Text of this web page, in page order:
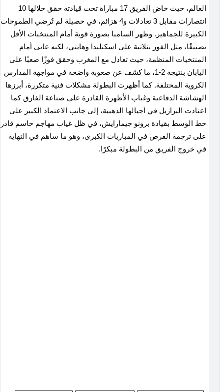
العالم، حيث خاض الفريق 17 مباراة تحت قيادته حقق خلالها 10
انتصارات مقابل 3 تعادلات و4 هزائم، في حصيلة لم تُرضي الطموحات
الكبيرة للجماهير . وظهر السامبا بصورة قوية أمام المنتخبات الأقل
تصنيفًا، مثل الفوز بثلاثية على اسكتلندا وهايتي، لكنه عانى أمام
المنتخبات المنظمة، حيث تعادل مع المغرب وحقق فوزًا صعبًا على
اليابان بنتيجة 2-1، ما كشف عن صعوبة واضحة في مواجهة المدارس
الكروية المختلفة. كما أظهرت البطولة مشكلات فنية متكررة، أبرزها
الهشاشة الدفاعية وغياب الأظهرة القادرة على صناعة الفارق كما
اعتادت البرازيل في أجيالها الذهبية، إلى جانب الاعتماد الكبير على
خط الوسط بقيادة برونو جيمارايش، في ظل غياب مهاجم حاسم قادر
على ترجمة الفرص في المباريات الكبرى، وهو ما ساهم في النهاية
في خروج الفريق من البطولة مبكرًا.